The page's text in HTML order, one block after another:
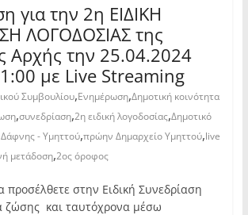
για την 2η ΕΙΔΙΚΗ
ΛΟΓΟΔΟΣΙΑΣ της
Αρχής την 25.04.2024
με Live Streaming
Συμβουλίου,Ενημέρωση,Δημοτική κοινότητα
,συνεδρίαση,2η ειδική λογοδοσίας,Δημοτικό
- Υμηττού,πρώην Δημαρχείο Υμηττού,live
μετάδοση,2ος όροφος
προσέλθετε στην Ειδική Συνεδρίαση
ζώσης και ταυτόχρονα μέσω